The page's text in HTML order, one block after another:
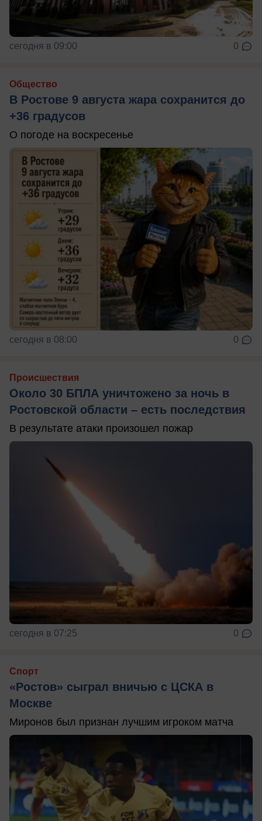
сегодня в 09:00 0
Общество
В Ростове 9 августа жара сохранится до
+36 градусов
О погоде на воскресенье
сегодня в 08:00 0
Происшествия
Около 30 БПЛА уничтожено за ночь в
Ростовской области – есть последствия
В результате атаки произошел пожар
сегодня в 07:25 0
Спорт
«Ростов» сыграл вничью с ЦСКА в
Москве
Миронов был признан лучшим игроком матча